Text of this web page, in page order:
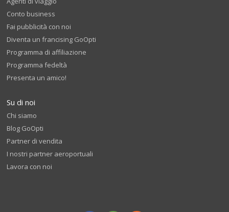
Conto business
Fai pubblicità con noi
Diventa un francising GoOpti
Programma di affiliazione
Programma fedeltà
Presenta un amico!
Su di noi
Chi siamo
Blog GoOpti
Partner di vendita
I nostri partner aeroportuali
Lavora con noi